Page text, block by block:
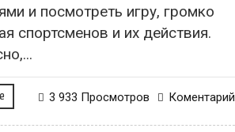
и посмотреть игру, громко
спортсменов и их действия.
Коментарий
3 933 Просмотров